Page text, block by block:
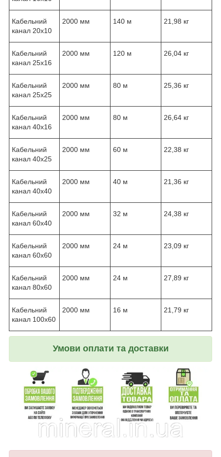
Кабельний
канал 20x10
2000 мм 140 м 21,98 кг
Кабельний
канал 25x16
2000 мм 120 м 26,04 кг
Кабельний
канал 25x25
2000 мм 80 м 25,36 кг
Кабельний
канал 40x16
2000 мм 80 м 26,64 кг
Кабельний
канал 40x25
2000 мм 60 м 22,38 кг
Кабельний
канал 40x40
2000 мм 40 м 21,36 кг
Кабельний
канал 60x40
2000 мм 32 м 24,38 кг
Кабельний
канал 60x60
2000 мм 24 м 23,09 кг
Кабельний
канал 80x60
2000 мм 24 м 27,89 кг
Кабельний
канал 100x60
2000 мм 16 м 21,79 кг
Умови оплати та доставки